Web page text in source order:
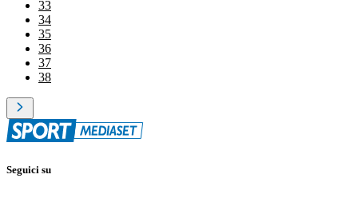
33
34
35
36
37
38
Seguici su